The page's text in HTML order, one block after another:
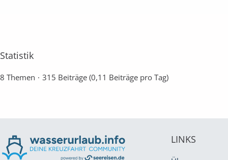
Statistik
8 Themen 315 Beiträge (0,11 Beiträge pro Tag)
LINKS